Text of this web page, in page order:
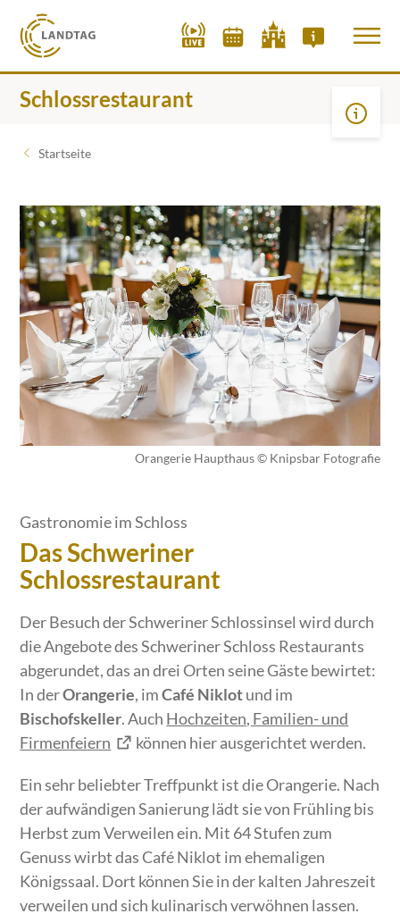
Schlossrestaurant
Startseite
Orangerie Haupthaus © Knipsbar Fotografie
Gastronomie im Schloss
Das Schweriner
Schlossrestaurant
Der Besuch der Schweriner Schlossinsel wird durch
die Angebote des Schweriner Schloss Restaurants
abgerundet, das an drei Orten seine Gäste bewirtet:
In derOrangerie, imCafé Niklotund im
Bischofskeller. Auch Hochzeiten, Familien- und
Firmenfeiern
können hier ausgerichtet werden.
Ein sehr beliebter Treffpunkt ist die Orangerie. Nach
der aufwändigen Sanierung lädt sie von Frühling bis
Herbst zum Verweilen ein. Mit 64 Stufen zum
Genuss wirbt das Café Niklot im ehemaligen
Königssaal. Dort können Sie in der kalten Jahreszeit
verweilen und sich kulinarisch verwöhnen lassen.